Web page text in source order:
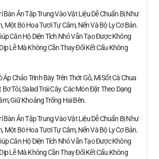
Bàn Ăn Tập Trung Vào Vật Liệu Dễ Chuẩn Bị Như
Một Bó Hoa Tươi Tự Cắm, Nến Và Bộ Ly Cơ Bản.
Căn Hộ Diện Tích Nhỏ Vẫn Tạo Được Không
Lễ Mà Không Cần Thay Đổi Kết Cấu Không
Chảo Trình Bày Trên Thớt Gỗ, Mì Sốt Cà Chua
Tỏi, Salad Trái Cây. Các Món Đặt Theo Dạng
Giữ Khoảng Trống Hai Bên.
Bàn Ăn Tập Trung Vào Vật Liệu Dễ Chuẩn Bị Như
Một Bó Hoa Tươi Tự Cắm, Nến Và Bộ Ly Cơ Bản.
Căn Hộ Diện Tích Nhỏ Vẫn Tạo Được Không
Lễ Mà Không Cần Thay Đổi Kết Cấu Không